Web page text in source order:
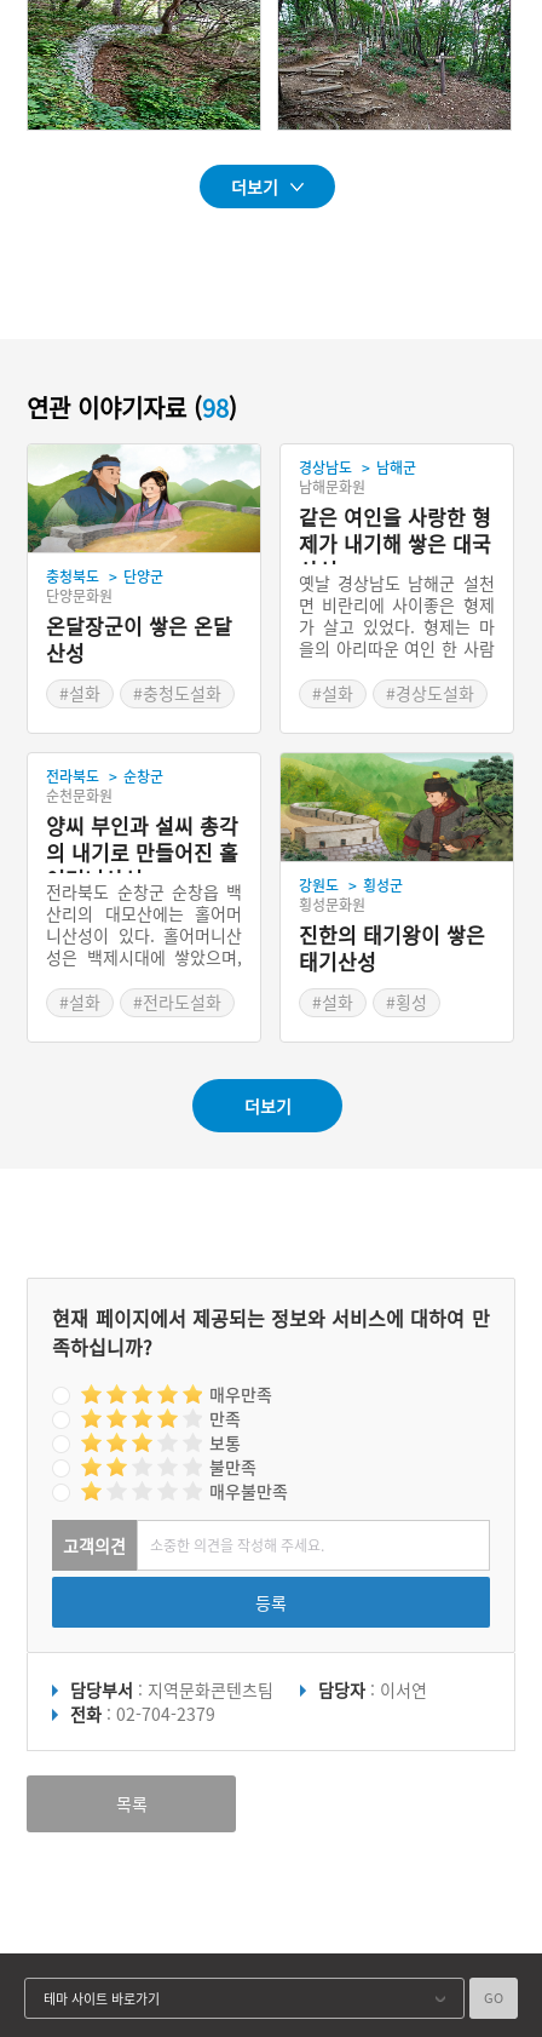
더보기
연관 이야기자료 (98)
충청북도 > 단양군
단양문화원
온달장군이 쌓은 온달
산성
#설화 #충청도설화
경상남도 > 남해군
남해문화원
같은 여인을 사랑한 형
제가 내기해 쌓은 대국
산성
옛날 경상남도 남해군 설천
면 비란리에 사이좋은 형제
가 살고 있었다. 형제는 마
을의 아리따운 여인 한 사람
형제는 내기를 해서 이기는
사람이 그녀와 결혼하기로
하고, 형은 쇠줄을 발목에
두르고 읍내를 다녀오며, 동
생은 대국산에 성을 쌓는 내
기를 했다. 결국 동생이 이
기자, 형은 자결하였다. 동
생은 형을 잃은 슬픔 때문에
여인과 혼인하지 않았다. 이
때 쌓은 성이 대국산성이라
고 한다.
#설화 #경상도설화
전라북도 > 순창군
순천문화원
양씨 부인과 설씨 총각
의 내기로 만들어진 홀
어머니산성
전라북도 순창군 순창읍 백
산리의 대모산에는 홀어머
니산성이 있다. 홀어머니산
성은 백제시대에 쌓았으며,
까지는 군량미를 보관하는
창고로 사용되었다. 홀어머
니산성이라는 이름은 ‘아홉
아들들과 함께 산성을 쌓았
다’라는 이야기에서 비롯되
었다. 이 산성은 ‘대모산성’
#설화 #전라도설화
강원도 > 횡성군
횡성문화원
진한의 태기왕이 쌓은
태기산성
#설화
#횡성
더보기
현재 페이지에서 제공되는 정보와 서비스에 대하여 만
족하십니까?
매우만족
만족
보통
불만족
매우불만족
고객의견
등록
담당부서 : 지역문화콘텐츠팀 담당자 : 이서연
전화 : 02-704-2379
목록
테마 사이트 바로가기 GO